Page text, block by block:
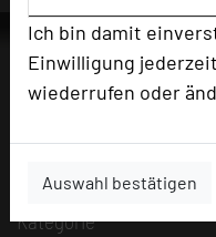
Ich bin damit
Einwilligung
wiederrufen oder
Auswahl bestätigen
Über uns
Mission
Kategorie